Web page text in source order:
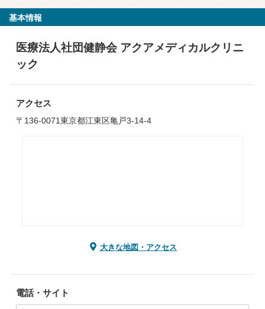
基本情報
医療法人社団健静会 アクアメディカルクリニ
ック
アクセス
〒136-0071東京都江東区亀戸3-14-4
大きな地図・アクセス
電話・サイト